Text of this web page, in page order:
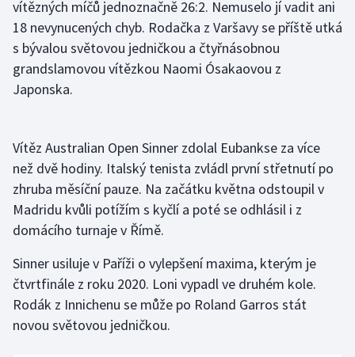
vítězných míčů jednoznačně 26:2. Nemuselo jí vadit ani
18 nevynucených chyb. Rodačka z Varšavy se příště utká
s bývalou světovou jedničkou a čtyřnásobnou
grandslamovou vítězkou Naomi Ósakaovou z
Japonska.
Vítěz Australian Open Sinner zdolal Eubankse za více
než dvě hodiny. Italský tenista zvládl první střetnutí po
zhruba měsíční pauze. Na začátku května odstoupil v
Madridu kvůli potížím s kyčlí a poté se odhlásil i z
domácího turnaje v Římě.
Sinner usiluje v Paříži o vylepšení maxima, kterým je
čtvrtfinále z roku 2020. Loni vypadl ve druhém kole.
Rodák z Innichenu se může po Roland Garros stát
novou světovou jedničkou.